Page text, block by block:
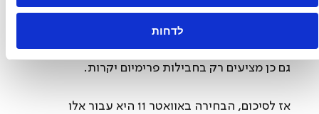
לדחות
חלק משמעותי נוסף ב״תמורה ליוקרה״ הם צמד
המושבים מלפנים הכוללים עיסוי, אוורור וחימום
כסטנדרט, רמת פינוק שחלק מהמתחרים האירופאים
גם כן מציעים רק בחבילות פרימיום יקרות.
אז לסיכום, הבחירה באוואטר 11 היא עבור אלו